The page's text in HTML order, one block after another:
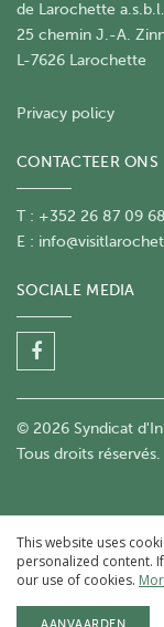
de Larochette a.s.b.l.
25 chemin J.-A.
L-7626 Larochette
Privacy policy
CONTACTEER ONS
T : +352 26 87 09 68
E :
SOCIALE MEDIA
© 2026 Syndicat
Tous droits réservés.
This website uses
personalized content.
our use of cookies.
AANVAARDEN